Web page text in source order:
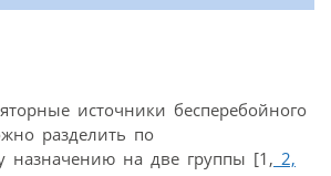
источники бесперебойного
разделить по
назначению на две группы [1, 2,